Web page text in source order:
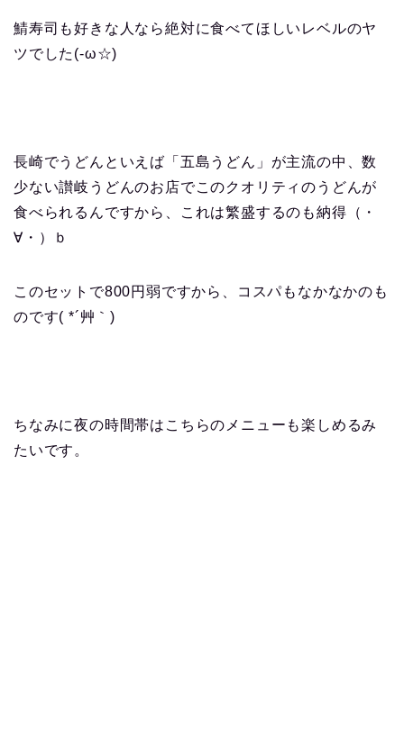
鯖寿司も好きな人なら絶対に食べてほしいレベルのヤ
ツでした(-ω☆)
長崎でうどんといえば「五島うどん」が主流の中、数
少ない讃岐うどんのお店でこのクオリティのうどんが
食べられるんですから、これは繁盛するのも納得（・
∀・）ｂ
このセットで800円弱ですから、コスパもなかなかのも
のです( *´艸｀)
ちなみに夜の時間帯はこちらのメニューも楽しめるみ
たいです。